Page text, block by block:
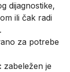
dijagnostike,
ili čak radi
za potrebe
zabeležen je